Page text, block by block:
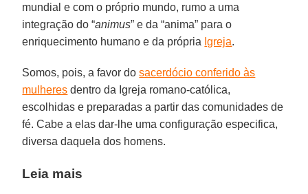
mundial e com o próprio mundo, rumo a uma
integração do “animus” e da “anima” para o
enriquecimento humano e da própria Igreja.
Somos, pois, a favor dosacerdócio conferido às
mulheres dentro da Igreja romano-católica,
escolhidas e preparadas a partir das comunidades de
fé. Cabe a elas dar-lhe uma configuração especifica,
diversa daquela dos homens.
Leia mais